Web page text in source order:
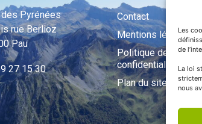
Les
de
La loi
nous
Pyrénées
rue Berlioz
Pau
27 15 30
Contact
Mentions légales
Politique de
confidentialité
Plan du site